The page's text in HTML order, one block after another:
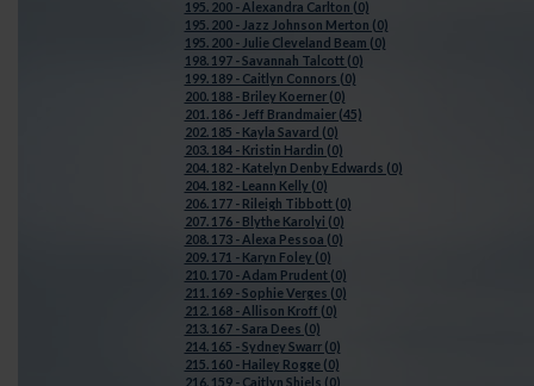
195. 200 - Alexandra Carlton (0)
195. 200 - Jazz Johnson Merton (0)
195. 200 - Julie Cleveland Beam (0)
198. 197 - Savannah Talcott (0)
199. 189 - Caitlyn Connors (0)
200. 188 - Briley Koerner (0)
201. 186 - Jeff Brandmaier (45)
202. 185 - Kayla Savard (0)
203. 184 - Kristin Hardin (0)
204. 182 - Katelyn Denby Edwards (0)
204. 182 - Leann Kelly (0)
206. 177 - Rileigh Tibbott (0)
207. 176 - Blythe Karolyi (0)
208. 173 - Alexa Pessoa (0)
209. 171 - Karyn Foley (0)
210. 170 - Adam Prudent (0)
211. 169 - Sophie Verges (0)
212. 168 - Allison Kroff (0)
213. 167 - Sara Dees (0)
214. 165 - Sydney Swarr (0)
215. 160 - Hailey Rogge (0)
216. 159 - Caitlyn Shiels (0)